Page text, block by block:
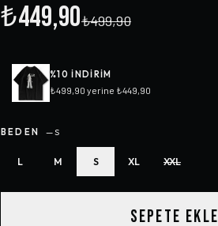
₺449,90₺499,90
%10 INDIRIM
₺499,90 yerine ₺449,90
BEDEN —S
L M S XL XXL
SEPETE EKLE